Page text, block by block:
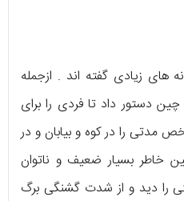
های زیادی گفته‌ اند . ازجمله
دستور داد تا فردی را برای
مدتی را در کوه و بیابان و در
خاطر بسیار ضعیف و ناتوان
را دید و از شدت گشنگی برگ